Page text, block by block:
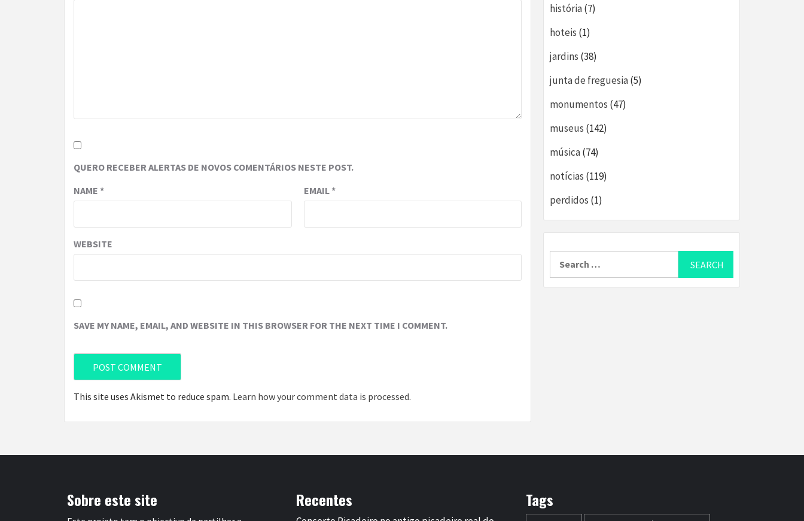
QUERO RECEBER ALERTAS DE NOVOS COMENTÁRIOS NESTE POST.
NAME * EMAIL*
WEBSITE
SAVE MY NAME, EMAIL, AND WEBSITE IN THIS BROWSER FOR THE NEXT TIME I COMMENT.
This site uses Akismet to reduce spam. Learn how your comment data is processed.
história(7)
hoteis (1)
jardins (38)
junta de freguesia(5)
monumentos (47)
museus (142)
música(74)
notícias (119)
perdidos (1)
Sobre este site Recentes Tags